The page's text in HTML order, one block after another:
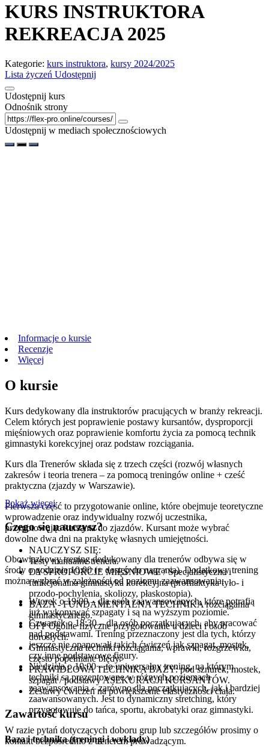
KURS INSTRUKTORA
REKREACJA 2025
Kategorie: kurs instruktora, kursy 2024/2025
Lista życzeń Udostępnij
Udostępnij kurs
Odnośnik strony
Udostępnij w mediach społecznościowych
Informacje o kursie
Recenzje
Więcej
O kursie
Kurs dedykowany dla instruktorów pracujących w branży rekreacji.
Celem których jest poprawienie postawy kursantów, dysproporcji
mięśniowych oraz poprawienie komfortu życia za pomocą technik
gimnastyki korekcyjnej oraz podstaw rozciągania.
Kurs dla Trenerów składa się z trzech części (rozwój własnych
zakresów i teoria trenera – za pomocą treningów online + cześć
praktyczna (zjazdy w Warszawie).
Pierwsza część to przygotowanie online, które obejmuje teoretyczne
wprowadzenie oraz indywidualny rozwój uczestnika,
przygotowując kursanta do zjazdów. Kursant może wybrać
dowolne dwa dni na praktykę własnych umiejętności.
Obowiązkowy trening dedykowany dla trenerów odbywa się w
środy o godzinie 10:00 (+ dostęp do nagrania). Dodatkowy trening
można wybrać w zależności od poziomu zaawansowania:
Wtorek o 19:00 – dla osób zaawansowanych, które potrafią
już wykonywać szpagaty i są na wyższym poziomie.
Czwartek o 18:30 – dla osób początkujących, aby pracować
nad podstawami. Trening przeznaczony jest dla tych, którzy
jeszcze nie opanowali takich ćwiczeń jak szpagat, mostek,
czy inne podstawowe figury.
Niedziela o 10:00 – to uniwersalny trening, na którym
techniki są prezentowane w różnych poziomach
zaawansowania – zarówno dla początkujących, jak i bardziej
zaawansowanych. Jest to dynamiczny stretching, który
przygotowuje do tańca, sportu, akrobatyki oraz gimnastyki.
W razie pytań dotyczących doboru grup lub szczegółów prosimy o
kontakt bezpośrednio z trenerem prowadzącym.
Pokaż więcej
Czego się nauczysz?
NAUCZYSZ SIĘ:
Testy manualne trenera.
DYSPROPORCJE MIĘŚNIOWE / Specjalistyczna i
funkcjonalna gimnastyka korekcyjna (profilaktyka tyło- i
przodo-pochylenia, skoliozy, płaskostopia).
BAZA - FUNDAMENTALNA TECHNIKA rozciągania
gimnastycznego.
OFP Ogólne fizyczne przygotowanie u dzieci i osób
dorosłych.
Gimnastyczna techniki rozciągania, wprawki, rozgrzewka,
często popełniane błędy.
PRAWIDŁOWA TECHNIKA BAZY: pod sznurek, mostek,
szpagat / podstawy ASEKURACJI KURSANTÓW.
Zestawy ćwiczeń na powiększenie elastyczności ciała.
Zawartość kursu
Baza i technika (treningi i wykłady)